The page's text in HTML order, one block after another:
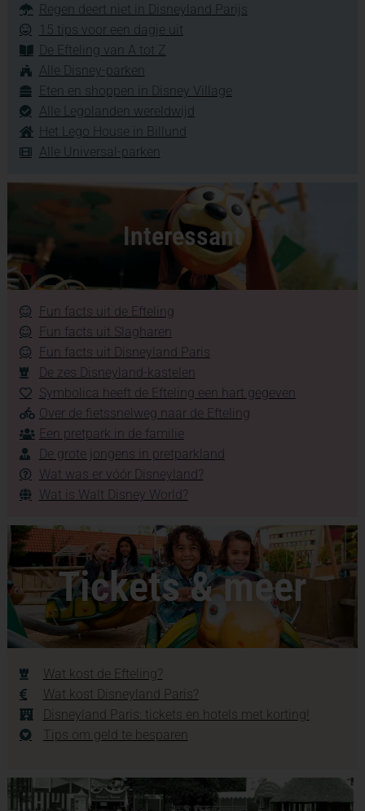
Regen deert niet in Disneyland Parijs
15 tips voor een dagje uit
De Efteling van A tot Z
Alle Disney-parken
Eten en shoppen in Disney Village
Alle Legolanden wereldwijd
Het Lego House in Billund
Alle Universal-parken
Interessant
Fun facts uit de Efteling
Fun facts uit Slagharen
Fun facts uit Disneyland Paris
De zes Disneyland-kastelen
Symbolica heeft de Efteling een hart gegeven
Over de fietssnelweg naar de Efteling
Een pretpark in de familie
De grote jongens in pretparkland
Wat was er vóór Disneyland?
Wat is Walt Disney World?
Tickets & meer
Wat kost de Efteling?
Wat kost Disneyland Paris?
Disneyland Paris: tickets en hotels met korting!
Tips om geld te besparen